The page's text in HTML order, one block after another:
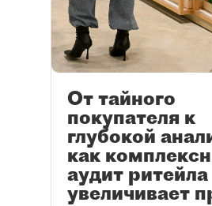
От тайного
покупателя к
глубокой
как
аудит ритейла
увеличивает